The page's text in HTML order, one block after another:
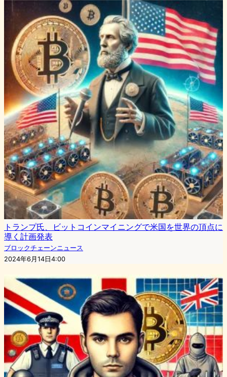
トランプ氏、ビットコインマイニングで米国を世界の頂点に
導く計画発表
ブロックチェーンニュース
2024年6月14日4:00